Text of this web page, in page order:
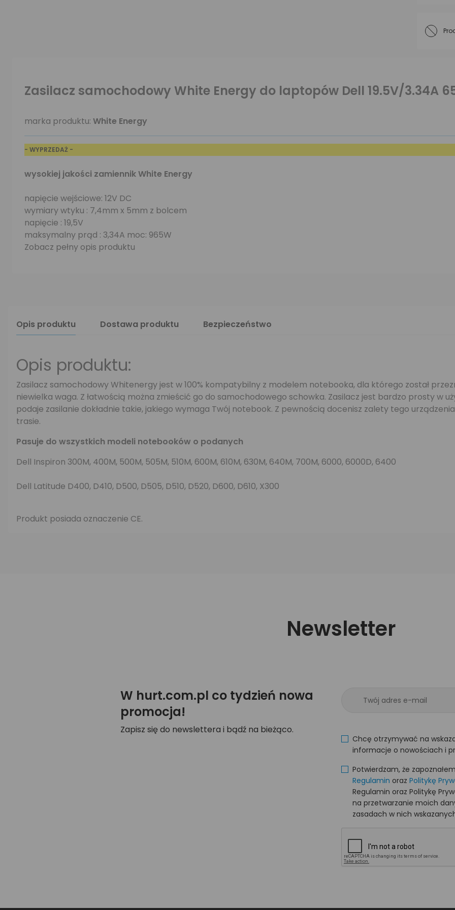
Zasilacz samochodowy White Energy do laptopów Dell 19.5V/3.34A
marka produktu: White Energy
- WYPRZEDAŻ -
wysokiej jakości zamiennik White Energy
napięcie wejściowe: 12V DC
wymiary wtyku : 7,4mm x 5mm z bolcem
napięcie : 19,5V
maksymalny prąd : 3,34A moc: 965W
Zobacz pełny opis produktu
Opis produktu Dostawa produktu Bezpieczeństwo
Opis produktu:
Zasilacz samochodowy Whitenergy jest w 100% kompatybilny z modelem notebooka, dla którego został
niewielka waga. Z łatwością można zmieścić go do samochodowego schowka. Zasilacz jest bardzo prosty w
podaje zasilanie dokładnie takie, jakiego wymaga Twój notebook. Z pewnością docenisz zalety tego
trasie.
Pasuje do wszystkich modeli notebooków o podanych
Dell Inspiron 300M, 400M, 500M, 505M, 510M, 600M, 610M, 630M, 640M, 700M, 6000, 6000D, 6400
Dell Latitude D400, D410, D500, D505, D510, D520, D600, D610, X300
Produkt posiada oznaczenie CE.
Newsletter
W hurt.com.pl co tydzień nowa
promocja!
Zapisz się do newslettera i bądź na bieżąco.
Chcę otrzymywać na
informacje o nowościach i
Potwierdzam, że
Regulamin oraz Politykę
Regulamin oraz Politykę
na przetwarzanie moich
zasadach w nich